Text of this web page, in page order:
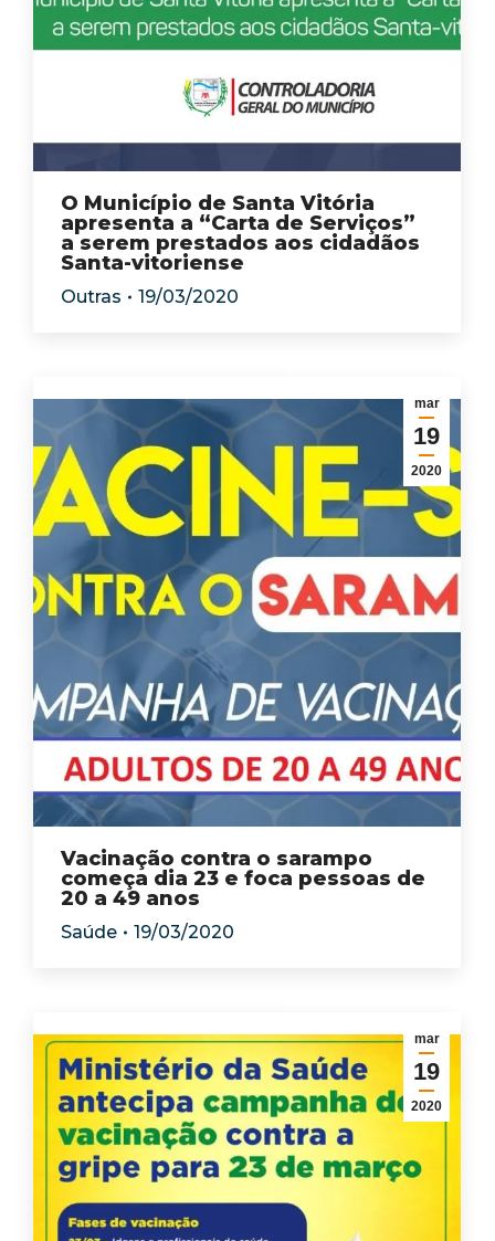
O Município de Santa Vitória
apresenta a “Carta de Serviços”
a serem prestados aos cidadãos
Santa-vitoriense
Outras 19/03/2020
mar
19
2020
Vacinação contra o sarampo
começa dia 23 e foca pessoas de
20 a 49 anos
Saúde 19/03/2020
mar
19
2020